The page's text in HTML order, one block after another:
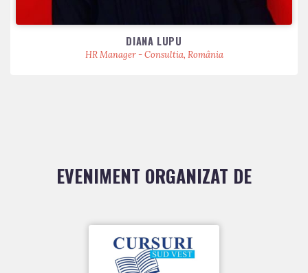
DIANA LUPU
HR Manager - Consultia, România
EVENIMENT ORGANIZAT DE